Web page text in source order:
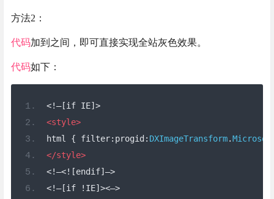
方法2：
代码加到之间，即可直接实现全站灰色效果。
代码如下：
<!–[if IE]>
<style>
html { filter: progid : DXImageTransform.
</style>
<!–<![endif]–>
<!–[if !IE]><–>